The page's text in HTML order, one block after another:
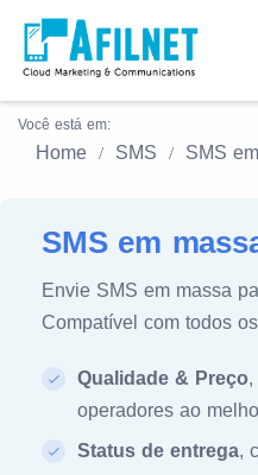
Você está em:
Home SMS SMS
SMS em
Envie SMS em massa
Compatível com todos
Qualidade & Preço,
operadores ao
Status de entrega,